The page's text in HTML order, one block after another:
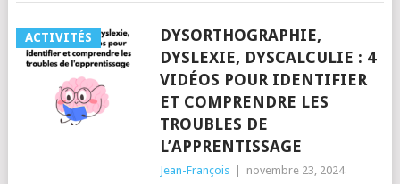
ACTIVITÉS
DYSORTHOGRAPHIE,
DYSLEXIE, DYSCALCULIE : 4
VIDÉOS POUR IDENTIFIER
ET COMPRENDRE LES
TROUBLES DE
L’APPRENTISSAGE
Jean-François novembre 23, 2024